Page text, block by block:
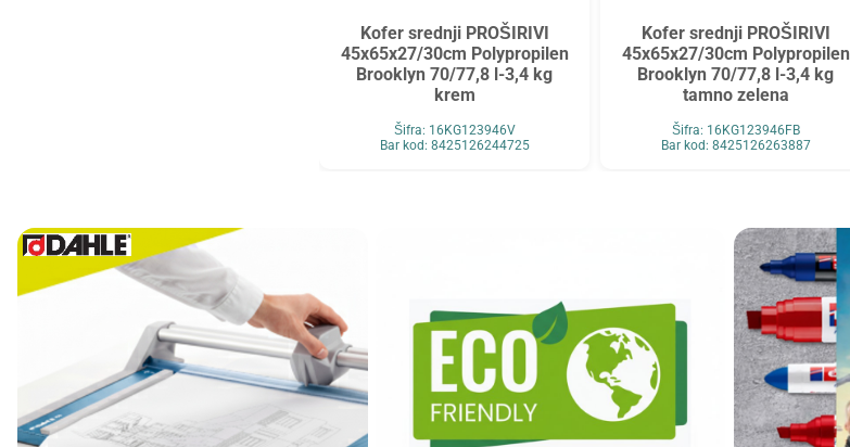
Philips
Premijer
Renz
Retype
Scotch
Skullcandy
Smartbox Pro
Speed Link
StarPak
Kofer srednji PROŠIRIVI
45x65x27/30cm Polypropilen
Brooklyn 70/77,8 l-3,4 kg
krem
Šifra: 16KG123946V
Bar kod: 8425126244725
Kofer srednji PROŠIRIVI
45x65x27/30cm Polypropilen
Brooklyn 70/77,8 l-3,4 kg
tamno zelena
Šifra: 16KG123946FB
Bar kod: 8425126263887